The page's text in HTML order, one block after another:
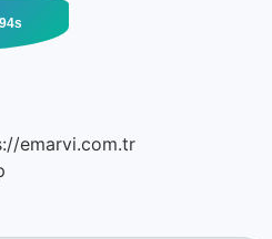
emarvi.com.tr